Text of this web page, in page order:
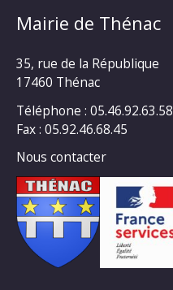
Mairie de Thénac
35, rue de la République
17460 Thénac
Téléphone : 05.46.92.63.58
Fax : 05.92.46.68.45
Nous contacter